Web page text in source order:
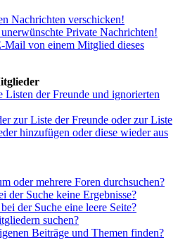
Nachrichten verschicken!
Private Nachrichten!
Mail von einem Mitglied dieses
Listen der Freunde und ignorierten
zur Liste der Freunde oder zur Liste
hinzufügen oder diese wieder aus
oder mehrere Foren durchsuchen?
der Suche keine Ergebnisse?
der Suche eine leere Seite?
suchen?
Beiträge und Themen finden?